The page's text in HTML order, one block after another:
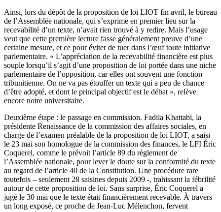
Ainsi, lors du dépôt de la proposition de loi LIOT fin avril, le bureau
de l’Assemblée nationale, qui s’exprime en premier lieu sur la
recevabilité d’un texte, n’avait rien trouvé à y redire. Mais l’usage
veut que cette première lecture fasse généralement preuve d’une
certaine mesure, et ce pour éviter de tuer dans l’œuf toute initiative
parlementaire. « L’appréciation de la recevabilité financière est plus
souple lorsqu’il s’agit d’une proposition de loi portée dans une niche
parlementaire de l’opposition, car elles ont souvent une fonction
tribunitienne. On ne va pas étouffer un texte qui a peu de chance
d’être adopté, et dont le principal objectif est le débat », relève
encore notre universitaire.
Deuxième étape : le passage en commission. Fadila Khattabi, la
présidente Renaissance de la commission des affaires sociales, en
charge de l’examen préalable de la proposition de loi LIOT, a saisi
le 23 mai son homologue de la commission des finances, le LFI Éric
Coquerel, comme le prévoit l’article 89 du règlement de
l’Assemblée nationale, pour lever le doute sur la conformité du texte
au regard de l’article 40 de la Constitution. Une procédure rare
toutefois – seulement 28 saisines depuis 2009 -, trahissant la fébrilité
autour de cette proposition de loi. Sans surprise, Éric Coquerel a
jugé le 30 mai que le texte était financièrement recevable. À travers
un long exposé, ce proche de Jean-Luc Mélenchon, fervent